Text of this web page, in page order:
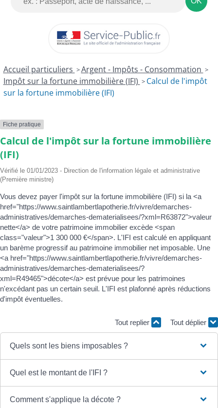
Accueil particuliers >Argent - Impôts - Consommation >
Impôt sur la fortune immobilière (IFI) > Calcul de l'impôt
sur la fortune immobilière (IFI)
Fiche pratique
Calcul de l'impôt sur la fortune immobilière
(IFI)
Vérifié le 01/01/2023 - Direction de l'information légale et administrative
(Première ministre)
Vous devez payer l'impôt sur la fortune immobilière (IFI) si la <a
href="https://www.saintlambertlapotherie.fr/vivre/demarches-
administratives/demarches-dematerialisees/?xml=R63872">valeur
nette</a> de votre patrimoine immobilier excède <span
class="valeur">1 300 000 €</span>. L'IFI est calculé en appliquant
un barème progressif au patrimoine immobilier net imposable. Une
<a href="https://www.saintlambertlapotherie.fr/vivre/demarches-
administratives/demarches-dematerialisees/?
xml=R49465">décote</a> est prévue pour les patrimoines
n'excédant pas un certain seuil. L'IFI est plafonné après réductions
d'impôt éventuelles.
Tout replier Tout déplier
Quels sont les biens imposables ?
Quel est le montant de l'IFI ?
Comment s'applique la décote ?